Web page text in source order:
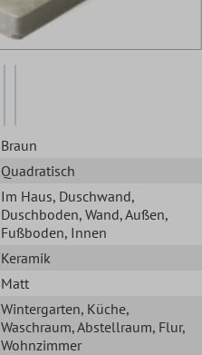
Braun
Quadratisch
Im Haus, Duschwand,
Duschboden, Wand, Außen,
Fußboden, Innen
Keramik
Matt
Wintergarten, Küche,
Waschraum, Abstellraum, Flur,
Wohnzimmer